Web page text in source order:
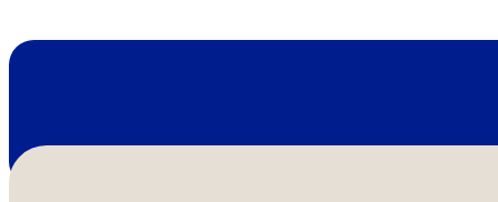
En savoir plus